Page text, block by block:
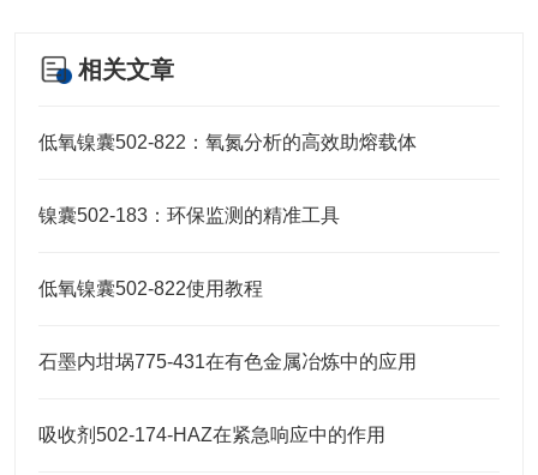
相关文章
低氧镍囊502-822：氧氮分析的高效助熔载体
镍囊502-183：环保监测的精准工具
低氧镍囊502-822使用教程
石墨内坩埚775-431在有色金属冶炼中的应用
吸收剂502-174-HAZ在紧急响应中的作用